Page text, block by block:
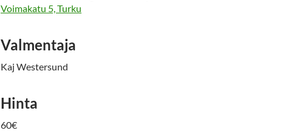
Voimakatu 5, Turku
Valmentaja
Kaj Westersund
Hinta
60€